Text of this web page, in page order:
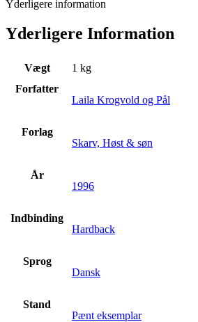
Yderligere information
Yderligere Information
Vægt
1 kg
Forfatter
Laila Krogvold og Pål
Forlag
Skarv, Høst & søn
År
1996
Indbinding
Hardback
Sprog
Dansk
Stand
Pænt eksemplar